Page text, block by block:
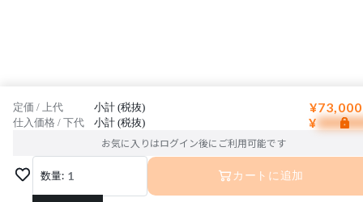
定価 / 上代 小計 (税抜)
仕入価格 / 下代 小計 (税抜) ¥
お気に入りはログイン後にご利用可能です
数量: 1 カートに追加